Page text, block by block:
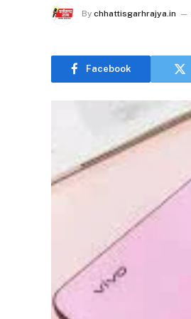
By chhattisgarhrajya.in
Facebook